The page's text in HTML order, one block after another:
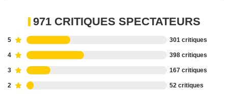
971 CRITIQUES SPECTATEURS
5 301 critiques
4 398 critiques
3 167 critiques
2 52 critiques